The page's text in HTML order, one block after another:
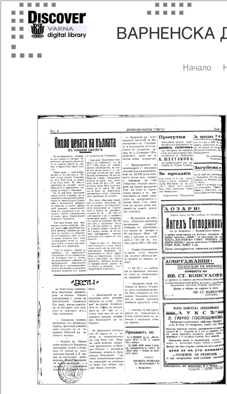
Начало